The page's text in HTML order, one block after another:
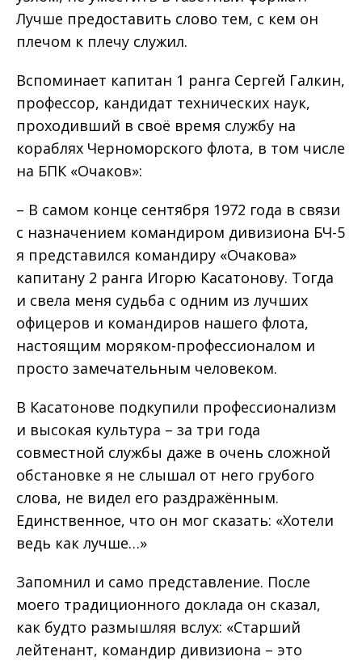
Лучше предоставить слово тем, с кем он
плечом к плечу служил.
Вспоминает капитан 1 ранга Сергей Галкин,
профессор, кандидат технических наук,
проходивший в своё время службу на
кораблях Черноморского флота, в том числе
на БПК «Очаков»:
– В самом конце сентября 1972 года в связи
с назначением командиром дивизиона БЧ-5
я представился командиру «Очакова»
капитану 2 ранга Игорю Касатонову. Тогда
и свела меня судьба с одним из лучших
офицеров и командиров нашего флота,
настоящим моряком-профессионалом и
просто замечательным человеком.
В Касатонове подкупили профессионализм
и высокая культура – за три года
совместной службы даже в очень сложной
обстановке я не слышал от него грубого
слова, не видел его раздражённым.
Единственное, что он мог сказать: «Хотели
ведь как лучше…»
Запомнил и само представление. После
моего традиционного доклада он сказал,
как будто размышляя вслух: «Старший
лейтенант, командир дивизиона – это